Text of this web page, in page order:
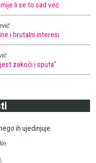
li se to sad već
i brutalni interesi
zakoči i sputa"
ih ujedinjuje